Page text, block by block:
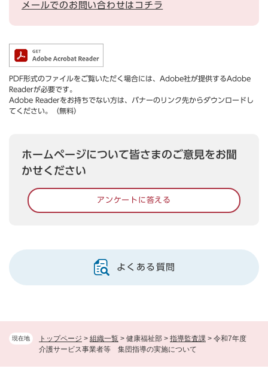
現在地 トップページ > 組織一覧 > 健康福祉部 > 指導監査課 > 令和7年度
介護サービス事業者等 集団指導の実施について
メールでのお問い合わせはコチラ
PDF形式のファイルをご覧いただく場合には、Adobe社が提供するAdobe
Readerが必要です。
Adobe Readerをお持ちでない方は、バナーのリンク先からダウンロードし
てください。（無料）
ホームページについて皆さまのご意見をお聞
かせください
アンケートに答える
よくある質問